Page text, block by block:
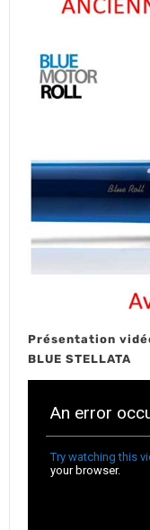
Présentation
BLUE STELLATA